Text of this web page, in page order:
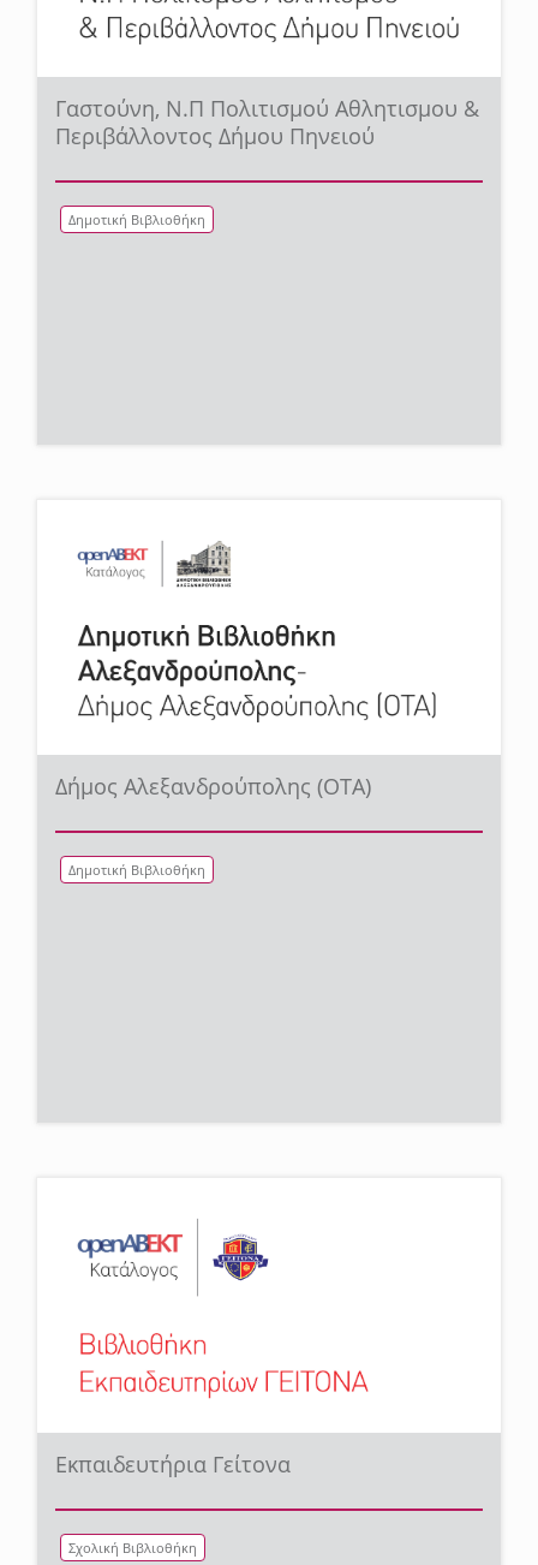
Γαστούνη, Ν.Π Πολιτισμού Αθλητισμου &
Περιβάλλοντος Δήμου Πηνειού
Δημοτική Βιβλιοθήκη
Δήμος Αλεξανδρούπολης (ΟΤΑ)
Δημοτική Βιβλιοθήκη
Εκπαιδευτήρια Γείτονα
Σχολική Βιβλιοθήκη